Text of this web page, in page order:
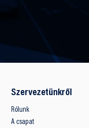
Szervezetünkről
Rólunk
A csapat